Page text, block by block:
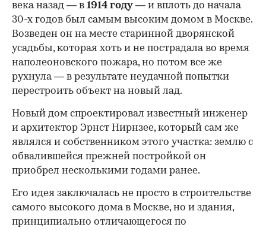
века назад — в 1914 году — и вплоть до начала
30-х годов был самым высоким домом в Москве.
Возведен он на месте старинной дворянской
усадьбы, которая хоть и не пострадала во время
наполеоновского пожара, но потом все же
рухнула — в результате неудачной попытки
перестроить объект на новый лад.
Новый дом спроектировал известный инженер
и архитектор Эрнст Нирнзее, который сам же
являлся и собственником этого участка: землю с
обвалившейся прежней постройкой он
приобрел несколькими годами ранее.
Его идея заключалась не просто в строительстве
самого высокого дома в Москве, но и здания,
принципиально отличающегося по